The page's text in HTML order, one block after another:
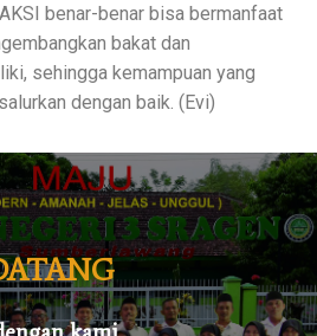
benar-benar bisa bermanfaat
bakat dan
sehingga kemampuan yang
dengan baik. (Evi)